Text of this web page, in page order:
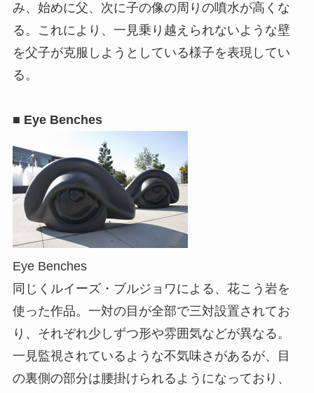
み、始めに父、次に子の像の周りの噴水が高くな
る。これにより、一見乗り越えられないような壁
を父子が克服しようとしている様子を表現してい
る。
■ Eye Benches
Eye Benches
同じくルイーズ・ブルジョワによる、花こう岩を
使った作品。一対の目が全部で三対設置されてお
り、それぞれ少しずつ形や雰囲気などが異なる。
一見監視されているような不気味さがあるが、目
の裏側の部分は腰掛けられるようになっており、